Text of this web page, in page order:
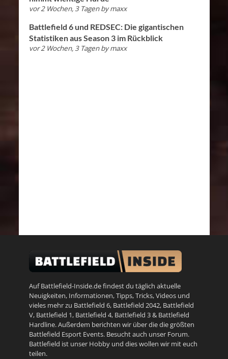
vor 2 Wochen, 3 Tagen bymaxx
Battlefield 6 und REDSEC: Die gigantischen
Statistiken aus Season 3 im Rückblick
vor 2 Wochen, 3 Tagen bymaxx
Auf Battlefield-Inside.de findest du täglich aktuelle
Neuigkeiten, Informationen, Tipps, Tricks, Videos und
vieles mehr zu Battlefield 6, Battlefield 2042, Battlefield
V, Battlefield 1, Battlefield 4, Battlefield 3& Battlefield
Hardline. Außerdem berichten wir über die die größten
Battlefield Esport Events. Besucht auch unser Forum.
Battlefield ist unser Hobby und dies wollen wir mit euch
teilen.